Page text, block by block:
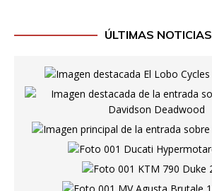
ÚLTIMAS NOTICIAS